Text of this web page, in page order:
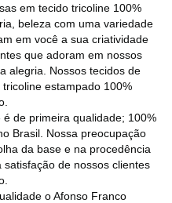
em tecido tricoline 100%
beleza com uma variedade
em você a sua criatividade
que adoram em nossos
alegria. Nossos tecidos de
estampado 100%
de primeira qualidade; 100%
Brasil. Nossa preocupação
da base e na procedência
de nossos clientes
o Afonso Franco